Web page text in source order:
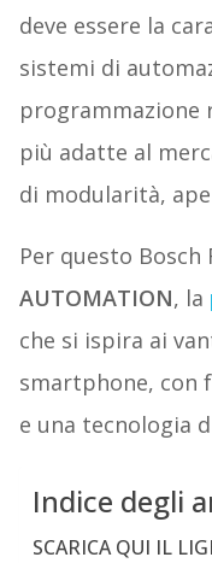
deve essere la
sistemi di
programmazione
più adatte al
di modularità,
Per questo
AUTOMATION, la
che si ispira ai
smartphone, con
e una tecnologia
Indice degli
SCARICA QUI IL